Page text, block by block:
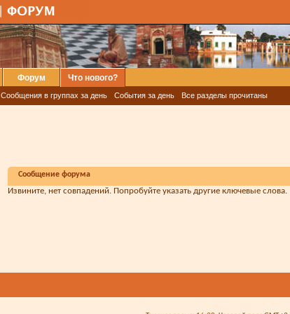
Форум Что нового?
Сообщения в группах за день События за день Все разделы прочитаны
Сообщение форума
Извините, нет совпадений. Попробуйте указать другие ключевые слова.